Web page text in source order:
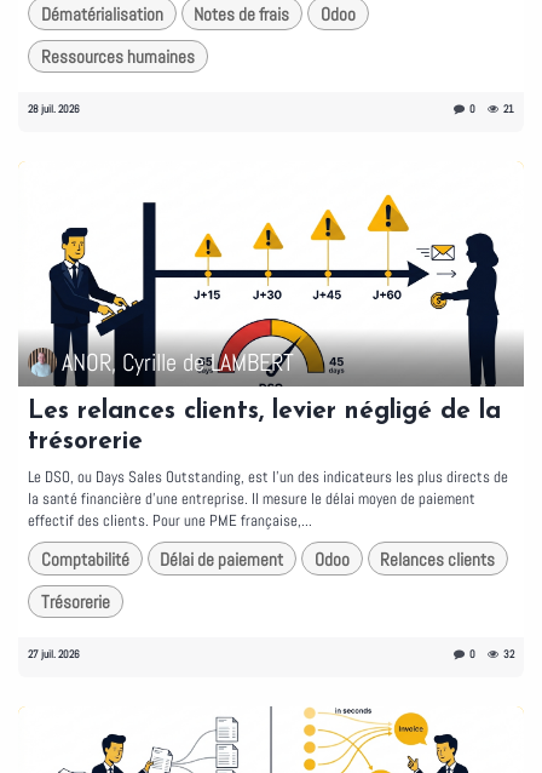
Dématérialisation Notes de frais
Odoo
Ressources humaines
28 juil. 2026 0 21
ANOR, Cyrille de LAMBERT
Les relances clients, levier négligé de la
trésorerie
Le DSO, ou Days Sales Outstanding, est l'un des indicateurs les plus directs de
la santé financière d'une entreprise. Il mesure le délai moyen de paiement
effectif des clients. Pour une PME française,...
Comptabilité Délai de paiement Odoo
Relances clients
Trésorerie
27 juil. 2026 0 32